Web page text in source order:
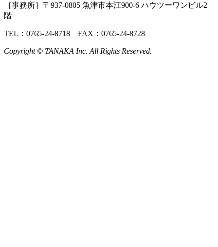
［事務所］〒937-0805 魚津市本江900-6 ハウツーワンビル2
階
TEL：0765-24-8718 FAX：0765-24-8728
Copyright © TANAKA Inc. All Rights Reserved.